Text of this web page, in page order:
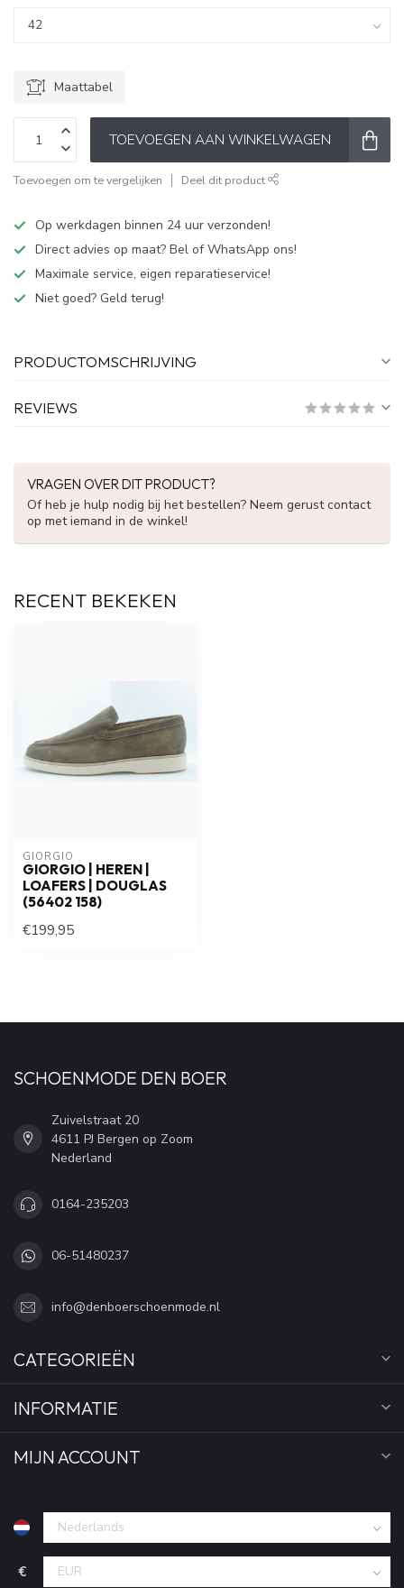
Maattabel
TOEVOEGEN AAN WINKELWAGEN
Toevoegen om te vergelijken Deel dit product
Op werkdagen binnen 24 uur verzonden!
Direct advies op maat? Bel of WhatsApp ons!
Maximale service, eigen reparatieservice!
Niet goed? Geld terug!
PRODUCTOMSCHRIJVING
REVIEWS
VRAGEN OVER DIT PRODUCT?
Of heb je hulp nodig bij het bestellen? Neem gerust contact
op met iemand in de winkel!
RECENT BEKEKEN
GIORGIO
GIORGIO | HEREN |
LOAFERS | DOUGLAS
(56402 158)
€199,95
SCHOENMODE DEN BOER
Zuivelstraat 20
4611 PJ Bergen op Zoom
Nederland
0164-235203
06-51480237
info@denboerschoenmode.nl
CATEGORIEËN
INFORMATIE
MIJN ACCOUNT
€